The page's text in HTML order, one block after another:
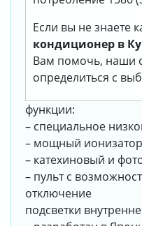
Если вы не знаете
кондиционер в
Вам помочь, наши
определиться с
функции:
– специальное
– мощный ионизатор
– катехиновый и
– пульт с
отключение
подсветки